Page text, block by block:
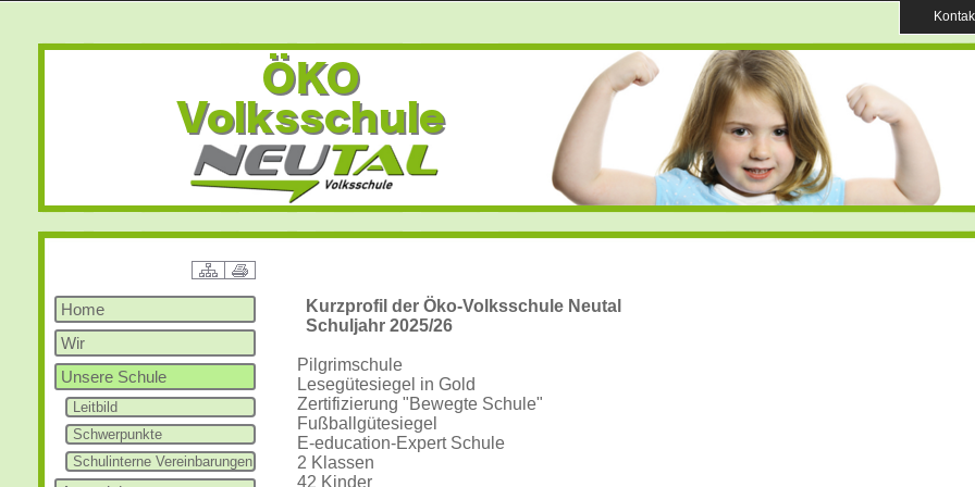
Home
Wir
Unsere Schule
Leitbild
Schwerpunkte
Schulinterne Vereinbarungen
Kurzprofil der Öko-Volksschule Neutal
Schuljahr 2025/26
Pilgrimschule
Lesegütesiegel in Gold
Zertifizierung "Bewegte Schule"
Fußballgütesiegel
E-education-Expert Schule
2 Klassen
42 Kinder